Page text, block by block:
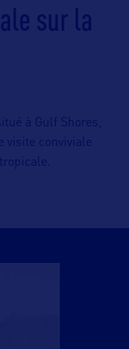
sur la
à Gulf Shores,
visite conviviale